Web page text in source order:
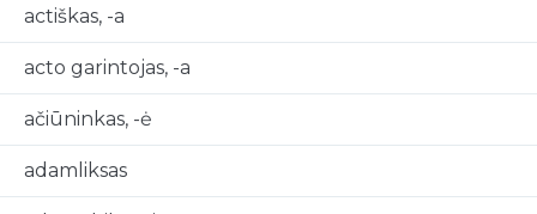
actiškas, -a
acto garintojas, -a
ačiūninkas, -ė
adamliksas